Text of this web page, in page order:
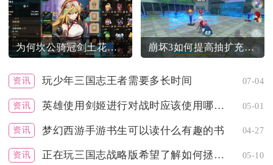
为何坎公骑冠剑土花配队成为时尚圈的焦点 崩坏3如何提高抽扩充的技巧
资讯 玩少年三国志王者需要多长时间 07-04
资讯 英雄使用剑姬进行对战时应该使用哪类武器 05-01
资讯 梦幻西游手游书生可以读什么有趣的书 04-27
资讯 正在玩三国志战略版希望了解如何拯救魏法骑 05-10